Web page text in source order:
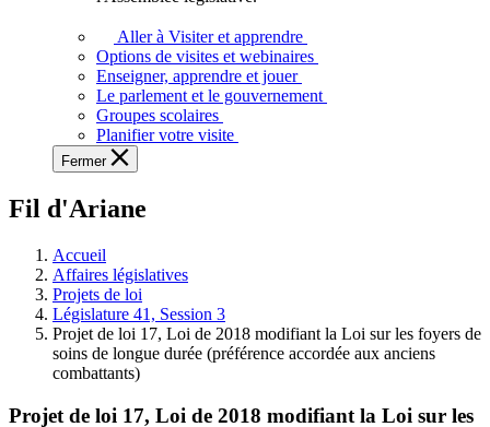
voir,
apprendre
et
à
à
législative.
Aller à Visiter et apprendre
Options de visites et webinaires
Enseigner, apprendre et jouer
Le parlement et le gouvernement
Groupes scolaires
Planifier votre visite
Fermer
Fil d'Ariane
Accueil
Affaires législatives
Projets de loi
Législature 41, Session 3
Projet de loi 17, Loi de 2018 modifiant la Loi sur les foyers de
soins de longue durée (préférence accordée aux anciens
combattants)
Projet de loi 17, Loi de 2018 modifiant la Loi sur les